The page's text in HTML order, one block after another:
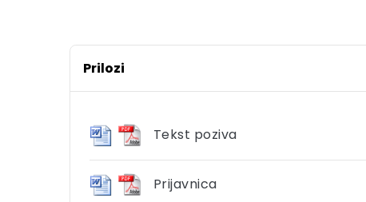
Prilozi
Tekst poziva
Prijavnica